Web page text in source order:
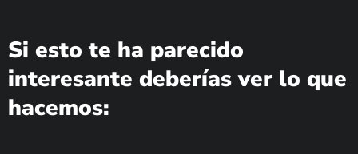
Si esto te ha parecido
interesante deberías ver lo que
hacemos: